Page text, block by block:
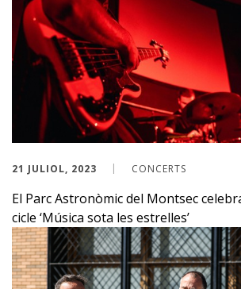
21 JULIOL, 2023 CONCERTS
El Parc Astronòmic del Montsec
cicle ‘Música sota les estrelles’